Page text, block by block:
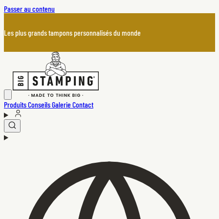
Passer au contenu
Les plus grands tampons personnalisés du monde
ProduitsConseilsGalerie Contact